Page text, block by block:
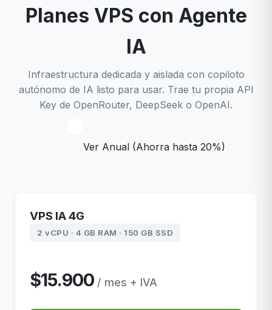
Planes VPS con Agente
IA
Infraestructura dedicada y aislada con copiloto
autónomo de IA listo para usar. Trae tu propia API
Key de OpenRouter, DeepSeek o OpenAI.
Ver Anual (Ahorra hasta 20%)
VPS IA 4G
2 vCPU · 4 GB RAM · 150 GB SSD
$15.900 / mes + IVA